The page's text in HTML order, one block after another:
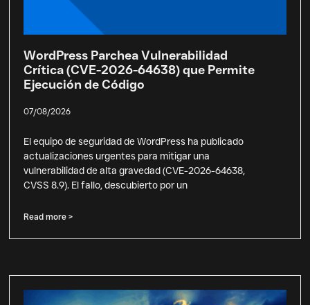
WordPress Parchea Vulnerabilidad
Crítica (CVE-2026-64638) que Permite
Ejecución de Código
07/08/2026
El equipo de seguridad de WordPress ha publicado
actualizaciones urgentes para mitigar una
vulnerabilidad de alta gravedad (CVE-2026-64638,
CVSS 8.9). El fallo, descubierto por un
Read more >